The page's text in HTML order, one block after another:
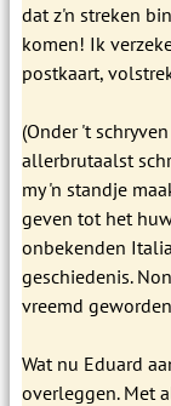
dat z'n streken
komen! Ik
postkaart,
(Onder 't
allerbrutaalst
my 'n standje
geven tot het
onbekenden
geschiedenis.
vreemd
Wat nu Eduard
overleggen. Met